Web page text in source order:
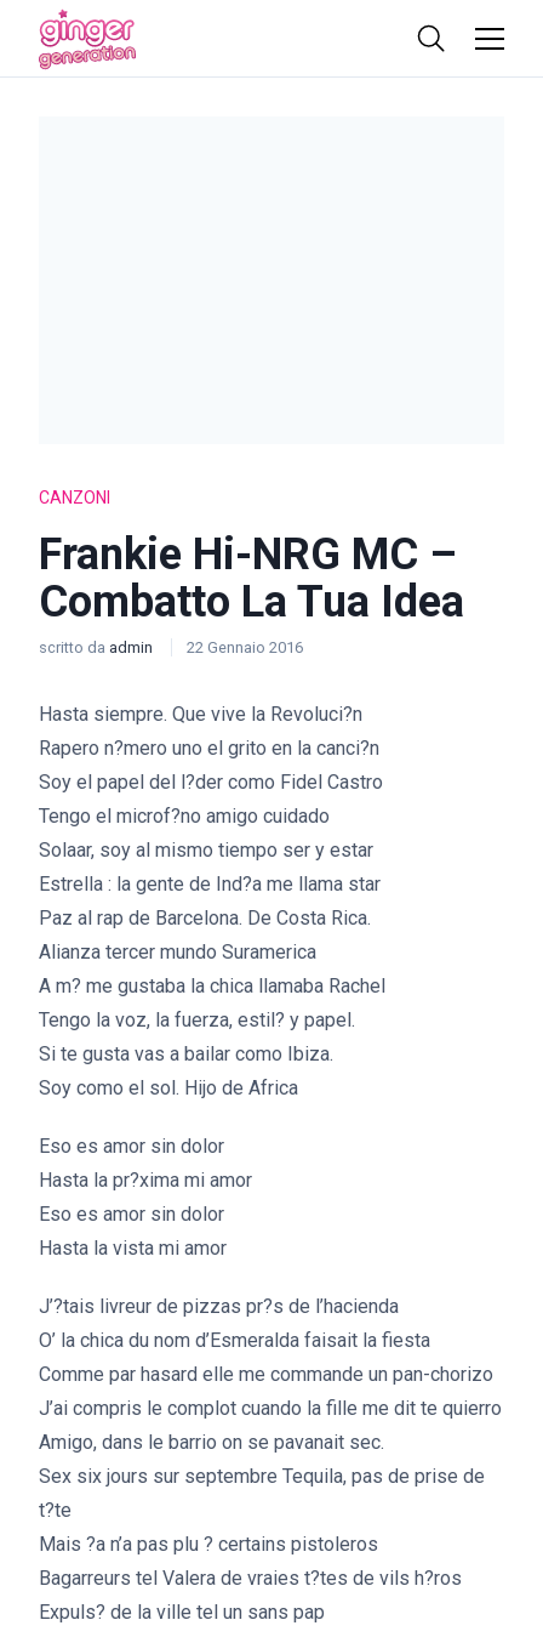
CANZONI
Frankie Hi-NRG MC –
Combatto La Tua Idea
scritto da admin 22 Gennaio 2016
Hasta siempre. Que vive la Revoluci?n
Rapero n?mero uno el grito en la canci?n
Soy el papel del l?der como Fidel Castro
Tengo el microf?no amigo cuidado
Solaar, soy al mismo tiempo ser y estar
Estrella : la gente de Ind?a me llama star
Paz al rap de Barcelona. De Costa Rica.
Alianza tercer mundo Suramerica
A m? me gustaba la chica llamaba Rachel
Tengo la voz, la fuerza, estil? y papel.
Si te gusta vas a bailar como Ibiza.
Soy como el sol. Hijo de Africa
Eso es amor sin dolor
Hasta la pr?xima mi amor
Eso es amor sin dolor
Hasta la vista mi amor
J’?tais livreur de pizzas pr?s de l’hacienda
O’ la chica du nom d’Esmeralda faisait la fiesta
Comme par hasard elle me commande un pan-chorizo
J’ai compris le complot cuando la fille me dit te quierro
Amigo, dans le barrio on se pavanait sec.
Sex six jours sur septembre Tequila, pas de prise de
t?te
Mais ?a n’a pas plu ? certains pistoleros
Bagarreurs tel Valera de vraies t?tes de vils h?ros
Expuls? de la ville tel un sans pap